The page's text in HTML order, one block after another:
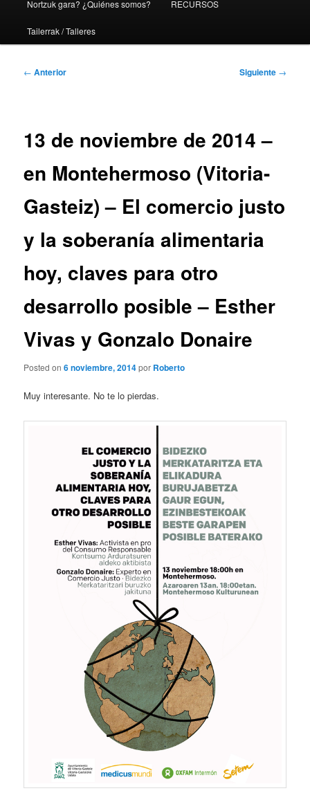
Nortzuk gara? ¿Quiénes somos? RECURSOS
Tailerrak / Talleres
Navegación
← Anterior Siguiente →
13 de noviembre de 2014 –
en Montehermoso (Vitoria-
Gasteiz) – El comercio justo
y la soberanía alimentaria
hoy, claves para otro
desarrollo posible – Esther
Vivas y Gonzalo Donaire
Posted on6 noviembre, 2014por Roberto
Muy interesante. No te lo pierdas.